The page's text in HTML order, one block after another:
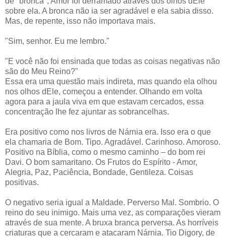
sobre ela. A bronca não ia ser agradável e ela sabia disso.
Mas, de repente, isso não importava mais.
"Sim, senhor. Eu me lembro."
"E você não foi ensinada que todas as coisas negativas não
são do Meu Reino?"
Essa era uma questão mais indireta, mas quando ela olhou
nos olhos dEle, começou a entender. Olhando em volta
agora para a jaula viva em que estavam cercados, essa
concentração lhe fez ajuntar as sobrancelhas.
Era positivo como nos livros de Nárnia era. Isso era o que
ela chamaria de Bom. Tipo. Agradável. Carinhoso. Amoroso.
Positivo na Bíblia, como o mesmo caminho – do bom rei
Davi. O bom samaritano. Os Frutos do Espírito - Amor,
Alegria, Paz, Paciência, Bondade, Gentileza. Coisas
positivas.
O negativo seria igual a Maldade. Perverso Mal. Sombrio. O
reino do seu inimigo. Mais uma vez, as comparações vieram
através de sua mente. A bruxa branca perversa. As horríveis
criaturas que a cercaram e atacaram Nárnia. Tio Digory, de